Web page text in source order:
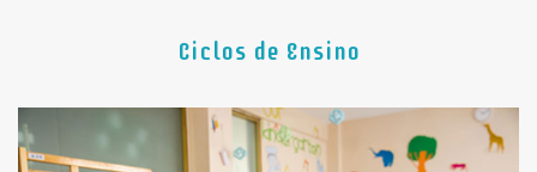
Ciclos de Ensino